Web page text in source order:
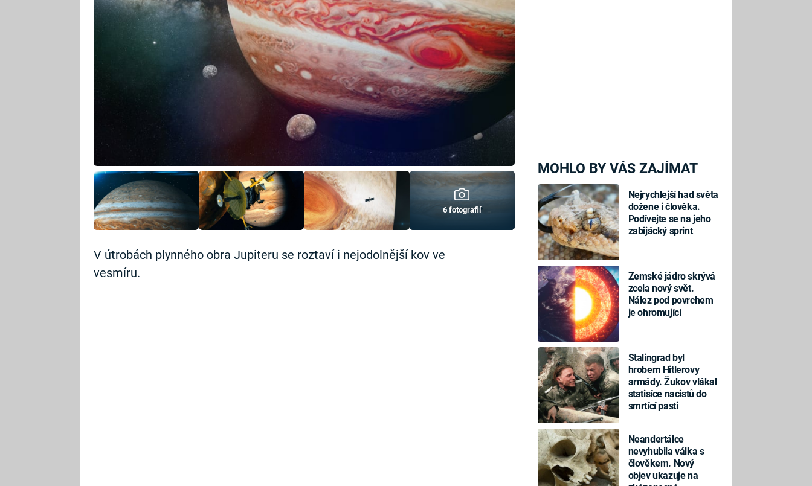
MOHLO BY VÁS ZAJÍMAT
Nejrychlejší had světa
dožene i člověka.
Podívejte se na jeho
zabijácký sprint
Zemské jádro skrývá
zcela nový svět.
Nález pod povrchem
je ohromující
Stalingrad byl
hrobem Hitlerovy
armády. Žukov vlákal
statisíce nacistů do
smrtící pasti
Neandertálce
nevyhubila válka s
člověkem. Nový
objev ukazuje na
6 fotografií
V útrobách plynného obra Jupiteru se roztaví i nejodolnější kov ve
vesmíru.